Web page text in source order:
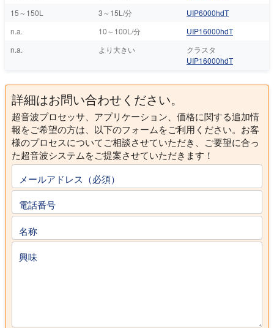
15～150L
3～15L/分
UIP6000hdT
n.a.
10～100L/分
UIP16000hdT
n.a.
より大きい
クラスタ
UIP16000hdT
詳細はお問い合わせください。
超音波プロセッサ、アプリケーション、価格に関する追加情
報をご希望の方は、以下のフォームをご利用ください。お客
様のプロセスについてご相談させていただき、ご要望に合っ
た超音波システムをご提案させていただきます！
メールアドレス（必須）
電話番号
名称
興味